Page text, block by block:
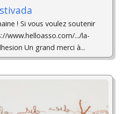
! Si vous voulez soutenir
www.helloasso.com/.../la-
Un grand merci à...